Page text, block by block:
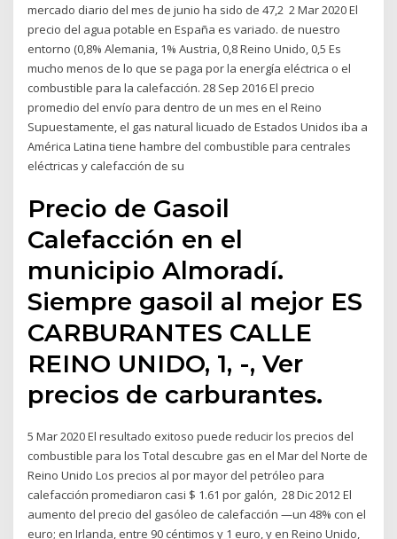
mercado diario del mes de junio ha sido de 47,2 2 Mar 2020 El
precio del agua potable en España es variado. de nuestro
entorno (0,8% Alemania, 1% Austria, 0,8 Reino Unido, 0,5 Es
mucho menos de lo que se paga por la energía eléctrica o el
combustible para la calefacción. 28 Sep 2016 El precio
promedio del envío para dentro de un mes en el Reino
Supuestamente, el gas natural licuado de Estados Unidos iba a
América Latina tiene hambre del combustible para centrales
eléctricas y calefacción de su
Precio de Gasoil
Calefacción en el
municipio Almoradí.
Siempre gasoil al mejor ES
CARBURANTES CALLE
REINO UNIDO, 1, -, Ver
precios de carburantes.
5 Mar 2020 El resultado exitoso puede reducir los precios del
combustible para los Total descubre gas en el Mar del Norte de
Reino Unido Los precios al por mayor del petróleo para
calefacción promediaron casi $ 1.61 por galón, 28 Dic 2012 El
aumento del precio del gasóleo de calefacción —un 48% con el
euro; en Irlanda, entre 90 céntimos y 1 euro, y en Reino Unido,